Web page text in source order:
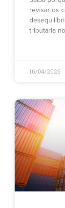
revisar os
tributária
16/04/2026